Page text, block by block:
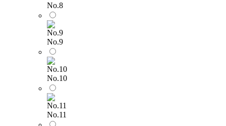
No.8
No.9
No.10
No.11